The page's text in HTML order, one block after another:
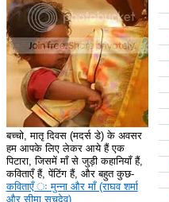
बच्चो, मातृ दिवस (मदर्स डे) के अवसर
हम आपके लिए लेकर आये हैं एक
पिटारा, जिसमें माँ से जुड़ी कहानियाँ हैं,
कविताएँ हैं, पेंटिंग हैं, और बहुत कुछ-
कविताएँ ‍ः मुन्ना और माँ (राघव शर्मा
और सीमा सचदेव)